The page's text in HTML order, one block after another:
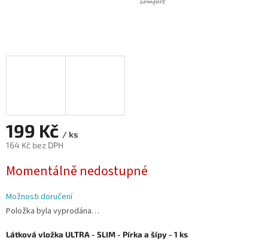
199 Kč / ks
164 Kč bez DPH
cena:
Momentálně nedostupné
Možnosti doručení
Položka byla vyprodána…
Látková vložka ULTRA - SLIM - Pírka a šípy - 1 ks